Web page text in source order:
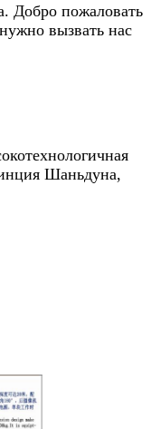
Добро пожаловать
вызвать нас
Шаньдуна,